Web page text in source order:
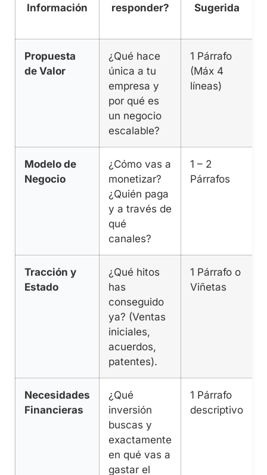
Información
responder?
Sugerida
Propuesta
de Valor
¿Qué hace
única a tu
empresa y
por qué es
un negocio
escalable?
1 Párrafo
(Máx 4
líneas)
Modelo de
Negocio
¿Cómo vas a
monetizar?
¿Quién paga
y a través de
qué
canales?
1 – 2
Párrafos
Tracción y
Estado
¿Qué hitos
has
conseguido
ya? (Ventas
iniciales,
acuerdos,
patentes).
1 Párrafo o
Viñetas
Necesidades
Financieras
¿Qué
inversión
buscas y
exactamente
en qué vas a
gastar el
1 Párrafo
descriptivo